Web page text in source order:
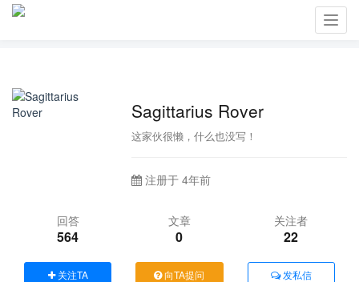
Sagittarius Rover
这家伙很懒，什么也没写！
注册于 4年前
回答
564
文章
0
关注者
22
关注TA 向TA提问 发私信